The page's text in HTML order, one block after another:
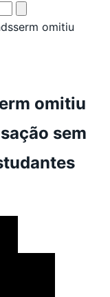
omitiu
omitiu
sem